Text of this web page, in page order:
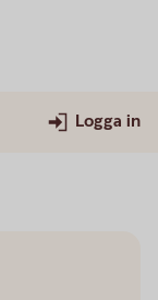
Logga in